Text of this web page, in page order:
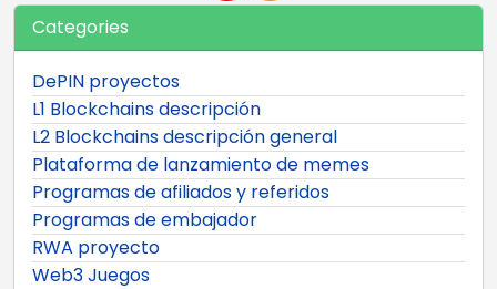
Categories
DePIN proyectos
L1 Blockchains descripción
L2 Blockchains descripción general
Plataforma de lanzamiento de memes
Programas de afiliados y referidos
Programas de embajador
RWA proyecto
Web3 Juegos